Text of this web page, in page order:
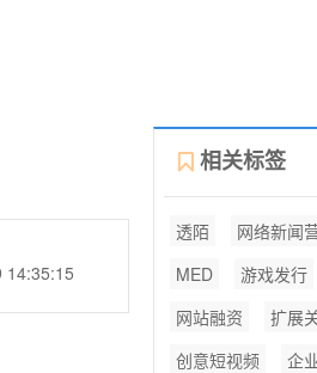
14:35:15
相关标签
透陌 网络新闻
MED
游戏发行
网站融资
扩展
创意短视频
企